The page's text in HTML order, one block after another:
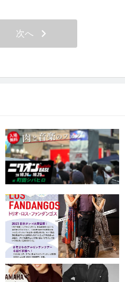
次へ chevron_right